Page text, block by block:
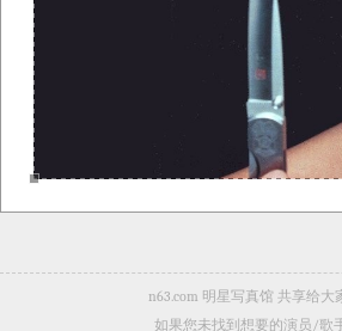
n63.com 明星写真馆 共享给
如果您未找到想要的演员/歌